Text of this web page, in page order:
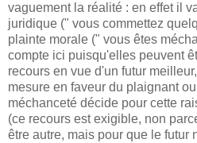
vaguement la réalité : en effet il
juridique (" vous commettez
plainte morale (" vous êtes
compte ici puisqu'elles peuvent
recours en vue d'un futur
mesure en faveur du plaignant
méchanceté décide pour cette
(ce recours est exigible, non
être autre, mais pour que le futur